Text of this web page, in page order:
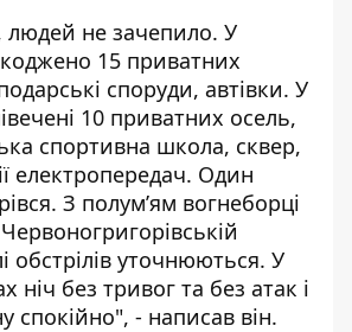
не зачепило. У
15 приватних
споруди, автівки. У
10 приватних осель,
спортивна школа, сквер,
електропередач. Один
З полум’ям вогнеборці
обстрілів уточнюються. У
ніч без тривог та без атак і
спокійно", - написав він.